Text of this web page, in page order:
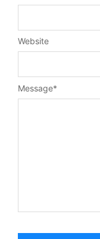
Message*
Website